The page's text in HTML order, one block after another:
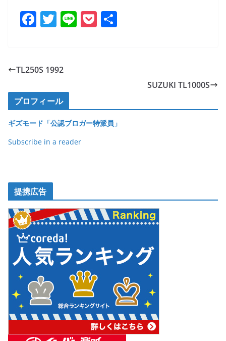
F
e
o
o
k
T
er
Li P
TL250S 1992
SUZUKI TL1000S
プロフィール
ギズモード「公認ブロガー特派員」
Subscribe in a reader
提携広告